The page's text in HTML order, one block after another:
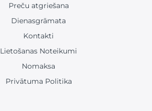
Preču atgriešana
Dienasgrāmata
Kontakti
Lietošanas Noteikumi
Nomaksa
Privātuma Politika